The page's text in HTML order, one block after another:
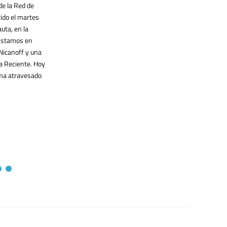
la Red de
el martes
en la
en
y una
Reciente. Hoy
atravesado